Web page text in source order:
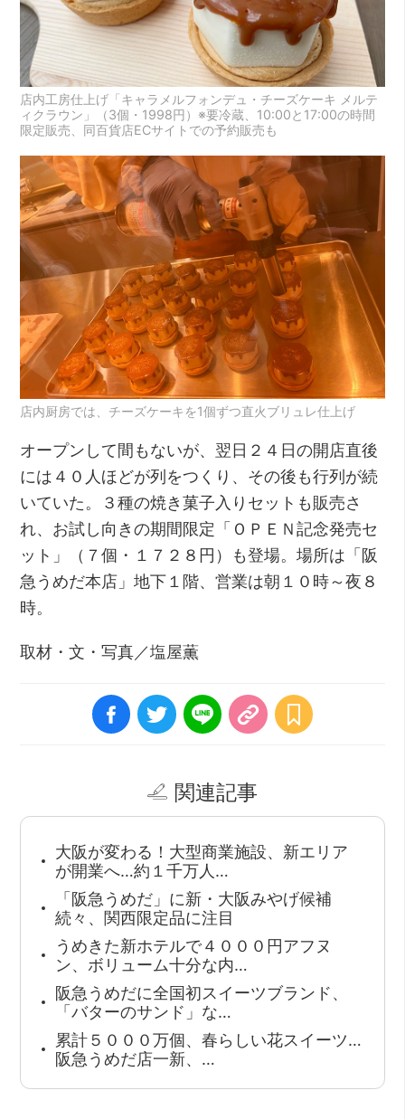
店内工房仕上げ「キャラメルフォンデュ・チーズケーキ メルテ
ィクラウン」（3個・1998円）※要冷蔵、10:00と17:00の時間
限定販売、同百貨店ECサイトでの予約販売も
店内厨房では、チーズケーキを1個ずつ直火ブリュレ仕上げ
オープンして間もないが、翌日２４日の開店直後
には４０人ほどが列をつくり、その後も行列が続
いていた。３種の焼き菓子入りセットも販売さ
れ、お試し向きの期間限定「ＯＰＥＮ記念発売セ
ット」（７個・１７２８円）も登場。場所は「阪
急うめだ本店」地下１階、営業は朝１０時～夜８
時。
取材・文・写真／塩屋薫
関連記事
大阪が変わる！大型商業施設、新エリア
が開業へ…約１千万人…
「阪急うめだ」に新・大阪みやげ候補
続々、関西限定品に注目
うめきた新ホテルで４０００円アフヌ
ン、ボリューム十分な内…
阪急うめだに全国初スイーツブランド、
「バターのサンド」な…
累計５０００万個、春らしい花スイーツ…
阪急うめだ店一新、…